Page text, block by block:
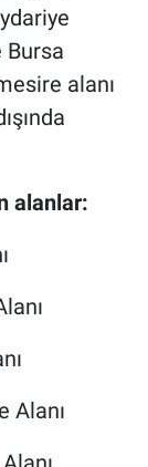
Bursa
alanı
alanlar:
Alanı